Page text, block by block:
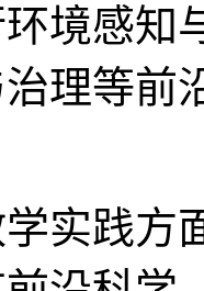
环境感知
理等前
践方面